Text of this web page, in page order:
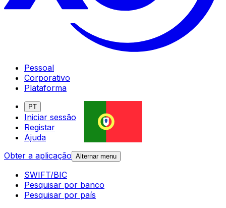
Pessoal
Corporativo
Plataforma
PT
Iniciar sessão
Registar
Ajuda
Obter a aplicação Alternar menu
SWIFT/BIC
Pesquisar por banco
Pesquisar por país